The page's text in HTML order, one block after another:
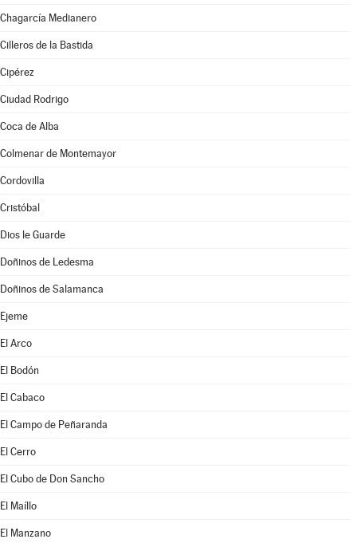
Chagarcía Medianero
Cilleros de la Bastida
Cipérez
Ciudad Rodrigo
Coca de Alba
Colmenar de Montemayor
Cordovilla
Cristóbal
Dios le Guarde
Doñinos de Ledesma
Doñinos de Salamanca
Ejeme
El Arco
El Bodón
El Cabaco
El Campo de Peñaranda
El Cerro
El Cubo de Don Sancho
El Maíllo
El Manzano